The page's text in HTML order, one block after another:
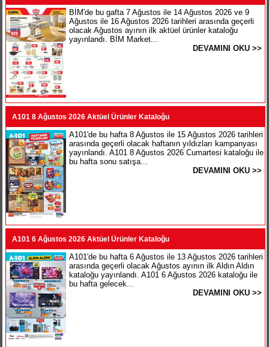
BİM'de bu gafta 7 Ağustos ile 14 Ağustos 2026 ve 9
Ağustos ile 16 Ağustos 2026 tarihleri arasında geçerli
olacak Ağustos ayının ilk aktüel ürünler kataloğu
yayınlandı. BİM Market...
DEVAMINI OKU >>
A101 8 Ağustos 2026 Aktüel Ürünler Kataloğu
A101'de bu hafta 8 Ağustos ile 15 Ağustos 2026 tarihleri
arasında geçerli olacak haftanın yıldızları kampanyası
yayınlandı. A101 8 Ağustos 2026 Cumartesi kataloğu ile
bu hafta sonu satışa...
DEVAMINI OKU >>
A101 6 Ağustos 2026 Aktüel Ürünler Kataloğu
A101'de bu hafta 6 Ağustos ile 13 Ağustos 2026 tarihleri
arasında geçerli olacak Ağustos ayının ilk Aldın Aldın
kataloğu yayınlandı. A101 6 Ağustos 2026 kataloğu ile
bu hafta gelecek...
DEVAMINI OKU >>